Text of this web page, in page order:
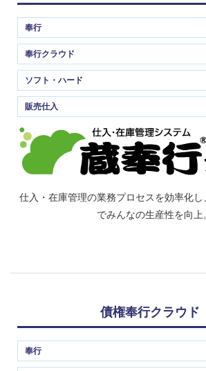
奉行
奉行クラウド
ソフト・ハード
販売仕入
仕入・在庫管理の業務プロセスを効率化し
でみんなの生産性を向上
債権奉行クラウド
奉行